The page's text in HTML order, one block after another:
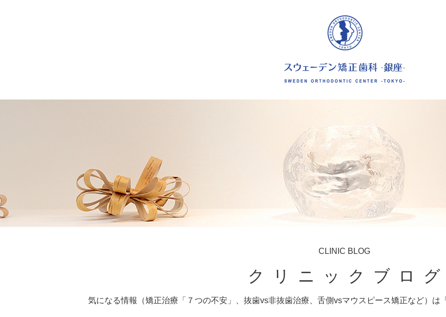
CLINIC BLOG
クリニックブログ
気になる情報（矯正治療「７つの不安」、抜歯vs非抜歯治療、舌側vsマウスピース矯正など）は「